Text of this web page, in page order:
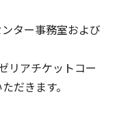
ター事務室および
リアチケットコー
だきます。